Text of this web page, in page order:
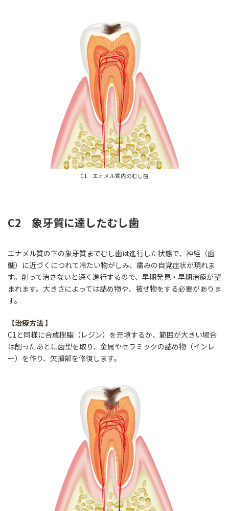
C1 エナメル質内のむし歯
C2 象牙質に達したむし歯
エナメル質の下の象牙質までむし歯は進行した状態で、神経（歯
髄）に近づくにつれて冷たい物がしみ、痛みの自覚症状が現れま
す。削って治さないと深く進行するので、早期発見・早期治療が望
まれます。大きさによっては詰め物や、被せ物をする必要がありま
す。
【治療方法】
C1と同様に合成樹脂（レジン）を充填するか、範囲が大きい場合
は削ったあとに歯型を取り、金属やセラミックの詰め物（インレ
ー）を作り、欠損部を修復します。